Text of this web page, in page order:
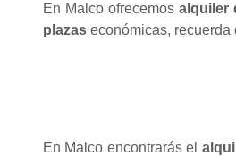
En Malco ofrecemos alquiler
plazas económicas,
En Malco encontrarás el